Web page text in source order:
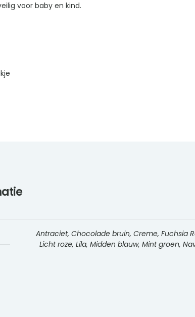
voor baby en kind.
Antraciet, Chocolade bruin, Creme, Fuchsia
Licht roze, Lila, Midden blauw, Mint groen,